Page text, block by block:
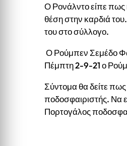
Ο Ρονάλντο είπε πως
θέση στην καρδιά
του στο σύλλογο.
Ο Ρούμπεν Σεμέδο
Πέμπτη 2-9-21 ο
Σύντομα θα δείτε
ποδοσφαιριστής. Να
Πορτογάλος